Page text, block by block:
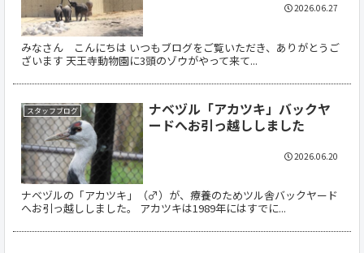
みなさん こんにちは いつもブログをご覧いただき、ありがとうご
ざいます 天王寺動物園に3頭のゾウがやって来て...
2026.06.27
スタッフブログ
ナベヅル「アカツキ」バックヤ
ードへお引っ越ししました
ナベヅルの「アカツキ」（♂）が、療養のためツル舎バックヤード
へお引っ越ししました。 アカツキは1989年にはすでに...
2026.06.20